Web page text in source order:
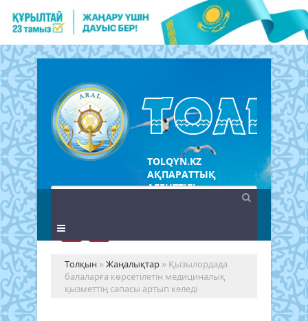
TOLQYN.KZ
АҚПАРАТТЫҚ
АГЕНТТІГІ
Толқын »Жаңалықтар » Қызылордада
балаларға көрсетілетін медициналық
қызметтің сапасы артып келеді